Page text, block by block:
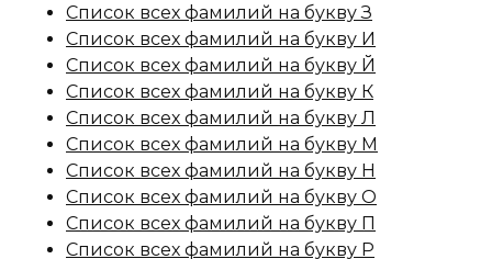
Список всех фамилий на букву З
Список всех фамилий на букву И
Список всех фамилий на букву Й
Список всех фамилий на букву К
Список всех фамилий на букву Л
Список всех фамилий на букву М
Список всех фамилий на букву Н
Список всех фамилий на букву О
Список всех фамилий на букву П
Список всех фамилий на букву Р